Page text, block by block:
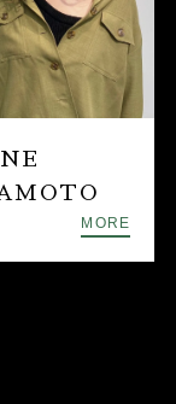
MORE